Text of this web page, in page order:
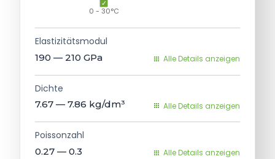
0 - 30°C
Elastizitätsmodul
190 — 210 GPa Alle Details anzeigen
Dichte
7.67 — 7.86 kg/dm³ Alle Details anzeigen
Poissonzahl
0.27 — 0.3 Alle Details anzeigen